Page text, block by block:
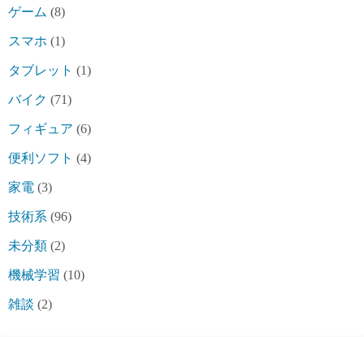
ゲーム (8)
スマホ (1)
タブレット (1)
バイク (71)
フィギュア (6)
便利ソフト (4)
家電 (3)
技術系 (96)
未分類 (2)
機械学習 (10)
雑談 (2)